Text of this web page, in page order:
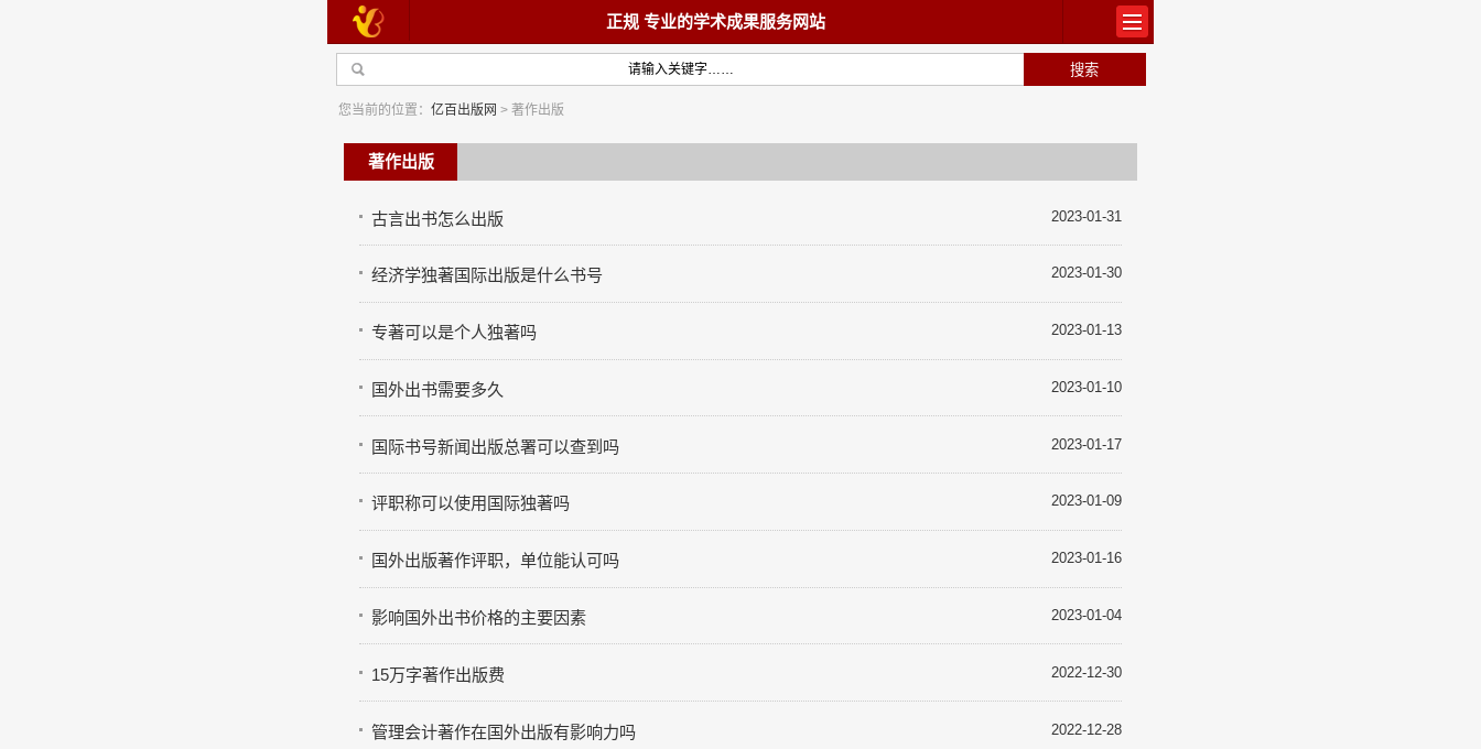
正规 专业的学术成果服务网站
首页 教材出版
学术著作
参与出版
在线咨询 关于我们
您当前的位置： 亿百出版网 > 著作出版
著作出版
2023-01-31
古言出书怎么出版
2023-01-30
经济学独著国际出版是什么书号
2023-01-13
专著可以是个人独著吗
2023-01-10
国外出书需要多久
2023-01-17
国际书号新闻出版总署可以查到吗
2023-01-09
评职称可以使用国际独著吗
2023-01-16
国外出版著作评职，单位能认可吗
2023-01-04
影响国外出书价格的主要因素
2022-12-30
15万字著作出版费
2022-12-28
管理会计著作在国外出版有影响力吗